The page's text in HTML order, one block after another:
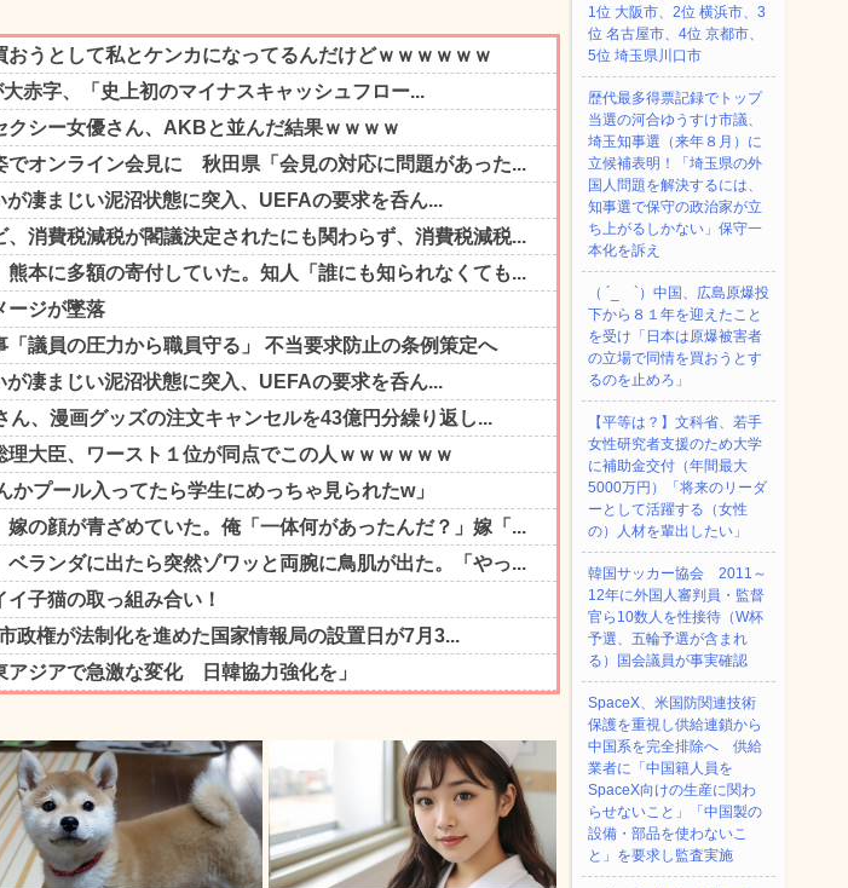
1位 大阪市、2位 横浜市、3
位 名古屋市、4位 京都市、
5位 埼玉県川口市
歴代最多得票記録でトップ
当選の河合ゆうすけ市議、
埼玉知事選（来年８月）に
立候補表明！「埼玉県の外
国人問題を解決するには、
知事選で保守の政治家が立
ち上がるしかない」保守一
本化を訴え
（ ´_ゝ`）中国、広島原爆投
下から８１年を迎えたこと
を受け「日本は原爆被害者
の立場で同情を買おうとす
るのを止めろ」
【平等は？】文科省、若手
女性研究者支援のため大学
に補助金交付（年間最大
5000万円）「将来のリーダ
ーとして活躍する（女性
の）人材を輩出したい」
韓国サッカー協会 2011～
12年に外国人審判員・監督
官ら10数人を性接待（W杯
予選、五輪予選が含まれ
る）国会議員が事実確認
SpaceX、米国防関連技術
保護を重視し供給連鎖から
中国系を完全排除へ 供給
業者に「中国籍人員を
SpaceX向けの生産に関わ
らせないこと」「中国製の
設備・部品を使わないこ
と」を要求し監査実施